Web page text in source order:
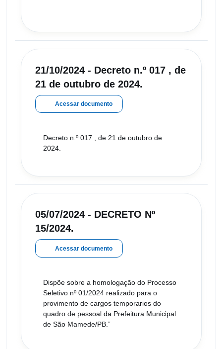
21/10/2024 - Decreto n.º 017 , de
21 de outubro de 2024.
Acessar documento
Decreto n.º 017 , de 21 de outubro de
2024.
05/07/2024 - DECRETO Nº
15/2024.
Acessar documento
Dispõe sobre a homologação do Processo
Seletivo nº 01/2024 realizado para o
provimento de cargos temporarios do
quadro de pessoal da Prefeitura Municipal
de São Mamede/PB.”